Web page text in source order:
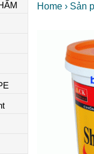
Home › Sản